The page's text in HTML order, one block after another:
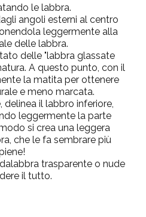
le labbra.
angoli esterni al centro
leggermente alla
delle labbra.
delle "labbra glassate
A questo punto, con il
la matita per ottenere
e meno marcata.
delinea il labbro inferiore,
leggermente la parte
si crea una leggera
che le fa sembrare più
trasparente o nude
il tutto.